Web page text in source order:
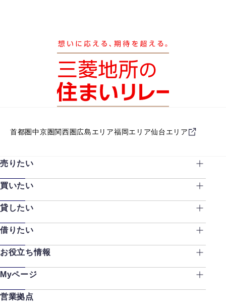
首都圏中京圏関西圏広島エリア福岡エリア仙台エリア
売りたい
買いたい
貸したい
借りたい
お役立ち情報
Myページ
営業拠点